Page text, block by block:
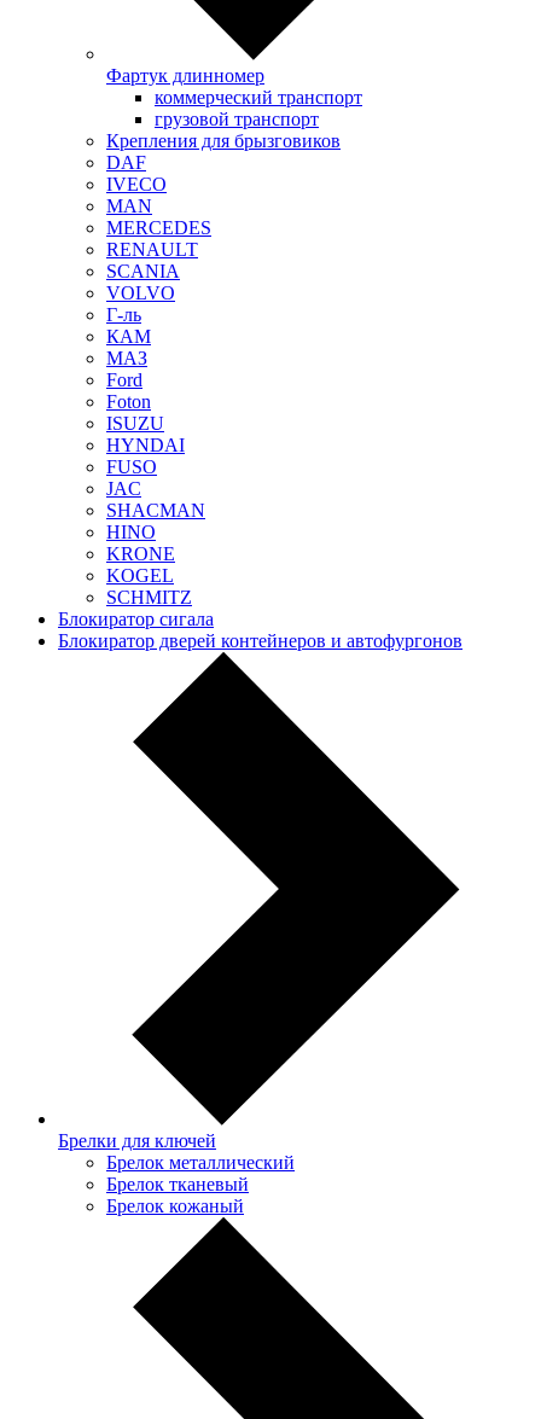
Фартук длинномер
коммерческий транспорт
грузовой транспорт
Крепления для брызговиков
DAF
IVECO
MAN
MERCEDES
RENAULT
SCANIA
VOLVO
Г-ль
КАМ
МАЗ
Ford
Foton
ISUZU
HYNDAI
FUSO
JAC
SHACMAN
HINO
KRONE
KOGEL
SCHMITZ
Блокиратор сигала
Блокиратор дверей контейнеров и автофургонов
Брелки для ключей
Брелок металлический
Брелок тканевый
Брелок кожаный